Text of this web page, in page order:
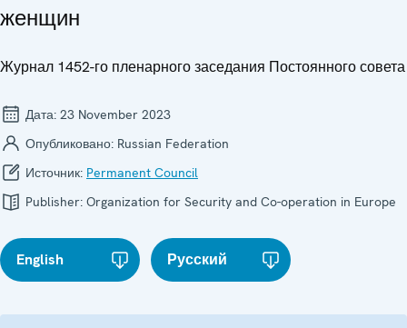
женщин
Журнал 1452-го пленарного заседания Постоянного совета
Дата: 23 November 2023
Опубликовано: Russian Federation
Источник: Permanent Council
Publisher: Organization for Security and Co-operation in Europe
English Русский